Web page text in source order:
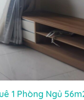
1 Phòng Ngủ